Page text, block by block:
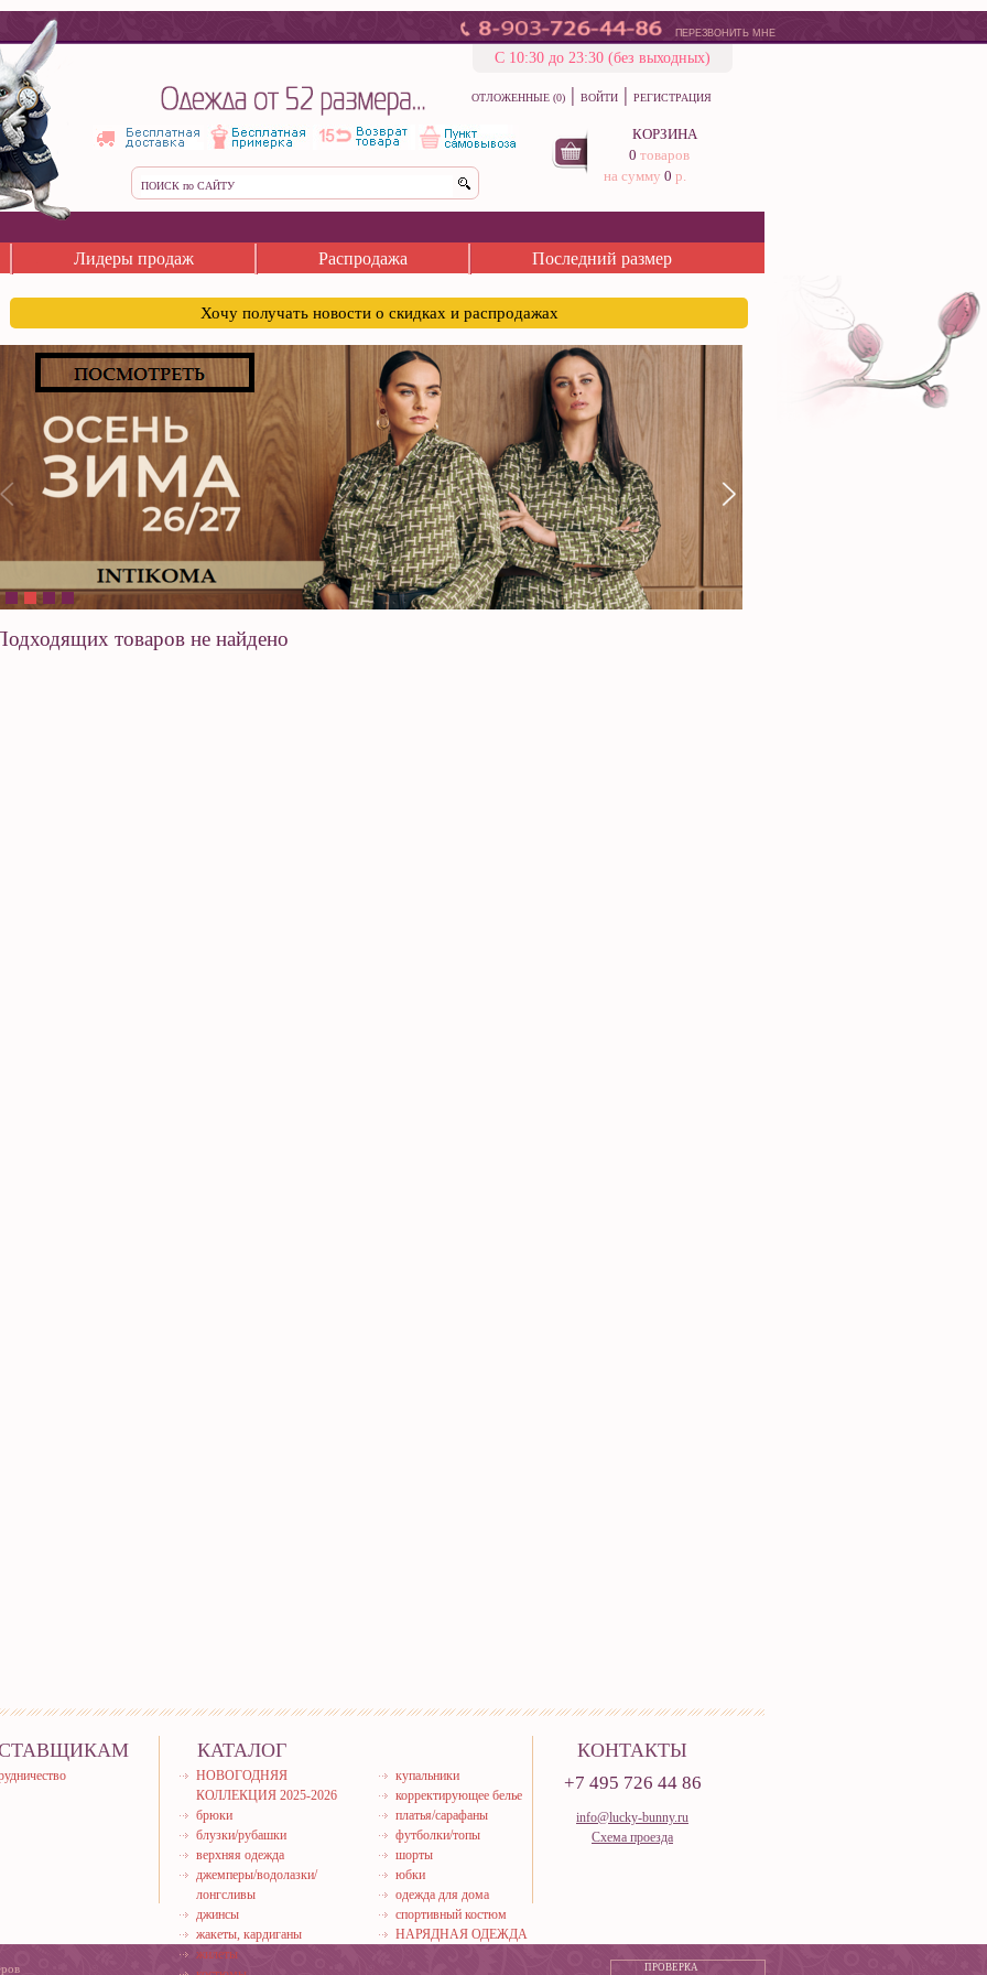
ПЕРЕЗВОНИТЬ МНЕ
С 10:30 до 23:30 (без выходных)
ОТЛОЖЕННЫЕ (0) | ВОЙТИ | РЕГИСТРАЦИЯ
КОРЗИНА
0 товаров
на сумму 0 р.
Лидеры продаж Распродажа Последний размер
Хочу получать новости о скидках и распродажах
товаров не найдено
КАТАЛОГ
НОВОГОДНЯЯ
КОЛЛЕКЦИЯ 2025-2026
брюки
блузки/рубашки
верхняя одежда
джемперы/водолазки/
лонгсливы
джинсы
жакеты, кардиганы
жилеты
купальники
корректирующее белье
платья/сарафаны
футболки/топы
шорты
юбки
одежда для дома
спортивный костюм
НАРЯДНАЯ ОДЕЖДА
КОНТАКТЫ
+7 495 726 44 86
info@lucky-bunny.ru
Схема проезда
ПРОВЕРКА